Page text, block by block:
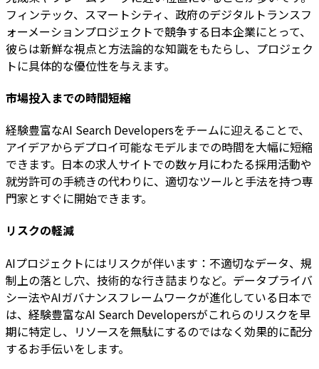
フィンテック、スマートシティ、政府のデジタルトランスフ
ォーメーションプロジェクトで競争する日本企業にとって、
彼らは新鮮な視点と方法論的な知識をもたらし、プロジェク
トに具体的な優位性を与えます。
市場投入までの時間短縮
経験豊富なAI Search Developersをチームに迎えることで、
アイデアからデプロイ可能なモデルまでの時間を大幅に短縮
できます。日本の求人サイトでの数ヶ月にわたる採用活動や
就労許可の手続きの代わりに、適切なツールと手法を持つ専
門家とすぐに開始できます。
リスクの軽減
AIプロジェクトにはリスクが伴います：不適切なデータ、規
制上の落とし穴、技術的な行き詰まりなど。データプライバ
シー法やAIガバナンスフレームワークが進化している日本で
は、経験豊富なAI Search Developersがこれらのリスクを早
期に特定し、リソースを無駄にするのではなく効果的に配分
するお手伝いをします。